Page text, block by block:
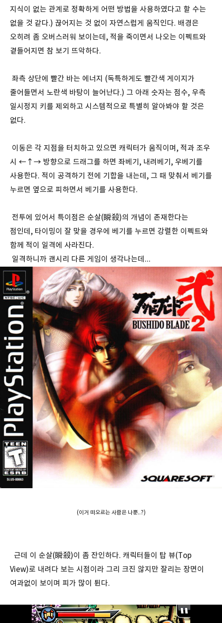
지식이 없는 관계로 정확하게 어떤 방법을 사용하였다고 할 수는
없을 것 같다.) 끊어지는 것 없이 자연스럽게 움직인다. 배경은
오히려 좀 오버스러워 보이는데, 적을 죽이면서 나오는 이펙트와
곁들어지면 참 보기 뜨악하다.
좌측 상단에 빨간 바는 에너지 (독특하게도 빨간색 게이지가
줄어들면서 노란색 바탕이 늘어난다.) 그 아래 숫자는 점수, 우측
일시정지 키를 제외하고 시스템적으로 특별히 알아봐야 할 것은
없다.
이동은 각 지점을 터치하고 있으면 캐릭터가 움직이며, 적과 조우
시 ←↑→ 방향으로 드래그를 하면 좌베기, 내려베기, 우베기를
사용한다. 적이 공격하기 전에 기합을 내는데, 그 때 맞춰서 베기를
누르면 옆으로 피하면서 베기를 사용한다.
전투에 있어서 특이점은 순살(瞬殺)의 개념이 존재한다는
점인데, 타이밍이 잘 맞을 경우에 베기를 누르면 강렬한 이펙트와
함께 적이 일격에 사라진다.
일격하니까 괜시리 다른 게임이 생각나는데...
(이거 떠오르는 사람은 나뿐..?)
근데 이 순살(瞬殺)이 좀 잔인하다. 캐릭터들이 탑 뷰(Top
View)로 내려다 보는 시점이라 그리 크진 않지만 잘리는 장면이
여과없이 보이며 피가 많이 튄다.